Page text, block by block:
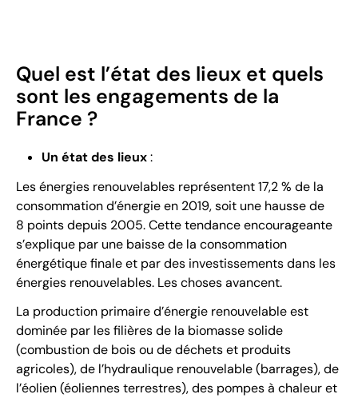
Quel est l’état des lieux et quels
sont les engagements de la
France ?
Un état des lieux:
Les énergies renouvelables représentent 17,2 % de la
consommation d’énergie en 2019, soit une hausse de
8 points depuis 2005. Cette tendance encourageante
s’explique par une baisse de la consommation
énergétique finale et par des investissements dans les
énergies renouvelables. Les choses avancent.
La production primaire d’énergie renouvelable est
dominée par les filières de la biomasse solide
(combustion de bois ou de déchets et produits
agricoles), de l’hydraulique renouvelable (barrages), de
l’éolien (éoliennes terrestres), des pompes à chaleur et